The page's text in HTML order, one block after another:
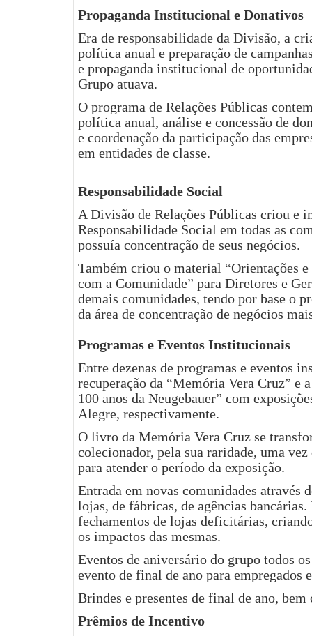
Propaganda Institucional e Donativos
Era de responsabilidade da Divisão, a
política anual e preparação de
e propaganda institucional de
Grupo atuava.
O programa de Relações Públicas
política anual, análise e concessão de
e coordenação da participação das
em entidades de classe.
Responsabilidade Social
A Divisão de Relações Públicas criou e
Responsabilidade Social em todas as
possuía concentração de seus negócios.
Também criou o material “Orientações
com a Comunidade” para Diretores e
demais comunidades, tendo por base o
da área de concentração de negócios
Programas e Eventos Institucionais
Entre dezenas de programas e eventos
recuperação da “Memória Vera Cruz” e
100 anos da Neugebauer” com
Alegre, respectivamente.
O livro da Memória Vera Cruz se
colecionador, pela sua raridade, uma
para atender o período da exposição.
Entrada em novas comunidades através
lojas, de fábricas, de agências
fechamentos de lojas deficitárias,
os impactos das mesmas.
Eventos de aniversário do grupo todos
evento de final de ano para empregados
Brindes e presentes de final de ano,
Prêmios de Incentivo